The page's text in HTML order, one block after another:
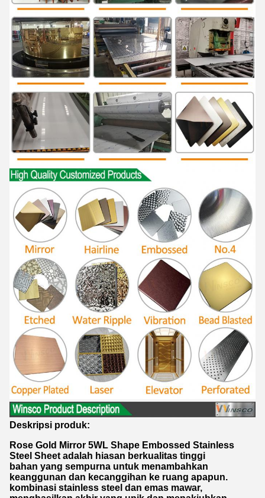
Deskripsi produk:
Rose Gold Mirror 5WL Shape Embossed Stainless
Steel Sheet adalah hiasan berkualitas tinggi
bahan yang sempurna untuk menambahkan
keanggunan dan kecanggihan ke ruang apapun.
kombinasi stainless steel dan emas mawar,